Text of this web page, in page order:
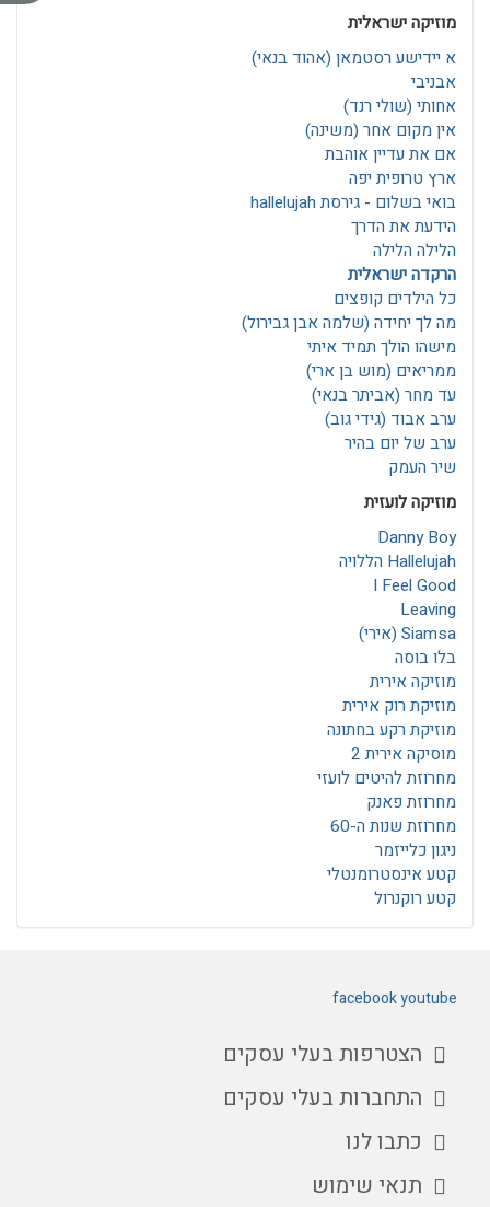
מוזיקה ישראלית
א יידישע רסטמאן‎ (אהוד בנאי)
אבניבי
אחותי (שולי רנד)
אין מקום אחר (משינה)
אם את עדיין אוהבת
ארץ טרופית יפה
בואי בשלום - גירסת hallelujah
הידעת את הדרך
הלילה הלילה
הרקדה ישראלית
כל הילדים קופצים
מה לך יחידה (שלמה אבן גבירול)
מישהו הולך תמיד איתי
ממריאים (מוש בן ארי)
עד מחר (אביתר בנאי)
ערב אבוד (גידי גוב)
ערב של יום בהיר
שיר העמק
מוזיקה לועזית
Danny Boy
Hallelujah הללויה
I Feel Good
Leaving
Siamsa (אירי)
בלו בוסה
מוזיקה אירית
מוזיקת רוק אירית
מוזיקת רקע בחתונה
מוסיקה אירית 2
מחרוזת להיטים לועזי
מחרוזת פאנק
מחרוזת שנות ה-60
ניגון כלייזמר
קטע אינסטרומנטלי
קטע רוקנרול
facebookyoutube
הצטרפות בעלי עסקים
התחברות בעלי עסקים
כתבו לנו
תנאי שימוש